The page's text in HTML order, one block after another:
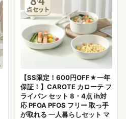
【SS限定！600円OFF★一年
保証！】CAROTE カローテ フ
ライパン セット 8・4点 ih対
応 PFOA PFOS フリー 取っ手
が取れる 一人暮らしセット マ